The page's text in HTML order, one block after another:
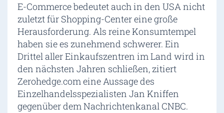
E-Commerce bedeutet auch in den USA nicht
zuletzt für Shopping-Center eine große
Herausforderung. Als reine Konsumtempel
haben sie es zunehmend schwerer. Ein
Drittel aller Einkaufszentren im Land wird in
den nächsten Jahren schließen, zitiert
Zerohedge.com eine Aussage des
Einzelhandelsspezialisten Jan Kniffen
gegenüber dem Nachrichtenkanal CNBC.